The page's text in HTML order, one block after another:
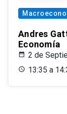
Andres
Economía
2 de
13:35 a